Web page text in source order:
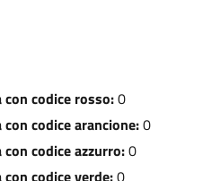
codice rosso:0
codice arancione:0
codice azzurro:0
codice verde:0